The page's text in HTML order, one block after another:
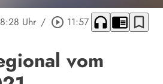
Uhr / play_circle_outline 11:57 headphones chrome_reader_mode bookmark_border
vom